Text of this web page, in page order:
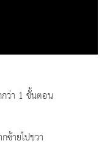
ว่า 1 ขั้นตอน
ายไปขวา